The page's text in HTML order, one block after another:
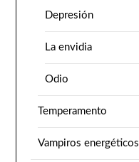
Depresión
La envidia
Odio
Temperamento
Vampiros energéticos